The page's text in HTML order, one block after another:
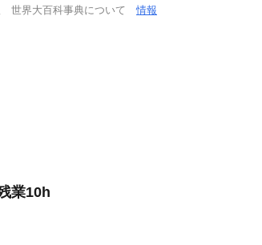
世界大百科事典について情報
業10h